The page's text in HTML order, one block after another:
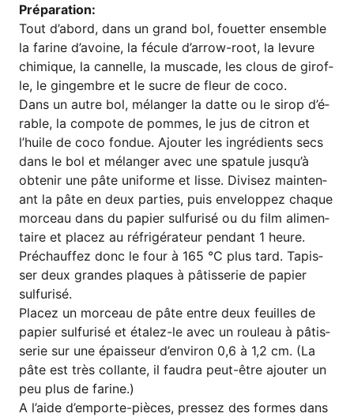
Pré­pa­ra­ti­on:
Tout d’abord, dans un grand bol, fou­et­ter ensem­ble
la fari­ne d’avoine, la fécu­le d’arrow-root, la levu­re
chi­mi­que, la can­nel­le, la mus­ca­de, les clous de girof­
le, le ging­embre et le sucre de fleur de coco.
Dans un aut­re bol, mélan­ger la dat­te ou le sirop d’é­
ra­ble, la com­po­te de pom­mes, le jus de citron et
l’hui­le de coco fon­due. Ajou­ter les ing­ré­di­ents secs
dans le bol et mélan­ger avec une spa­tu­le jus­qu’à
obte­nir une pâte uni­for­me et lis­se. Divi­sez main­ten­
ant la pâte en deux par­ties, puis enve­lo­p­pez chaque
morceau dans du papier sul­fu­ri­sé ou du film ali­men­
tai­re et placez au réf­ri­gé­ra­teur pen­dant 1 heure.
Pré­chauf­fez donc le four à 165 °C plus tard. Tapis­
ser deux gran­des plaques à pâtis­se­rie de papier
sulfurisé.
Placez un morceau de pâte ent­re deux feuilles de
papier sul­fu­ri­sé et éta­lez-le avec un rou­leau à pâtis­
se­rie sur une épais­seur d’en­vi­ron 0,6 à 1,2 cm. (La
pâte est très col­lan­te, il fau­dra peut-être ajou­ter un
peu plus de farine.)
A l’ai­de d’em­por­te-piè­ces, pres­sez des for­mes dans